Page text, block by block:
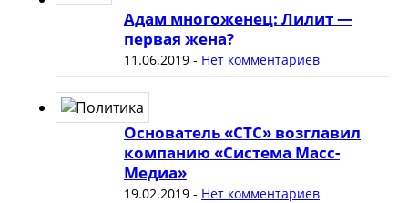
Адам многоженец: Лилит —
первая жена?
11.06.2019- Нет комментариев
Основатель «СТС» возглавил
компанию «Система Масс-
Медиа»
19.02.2019- Нет комментариев